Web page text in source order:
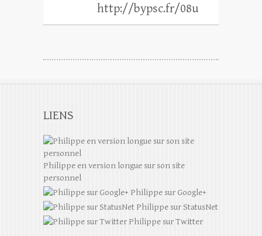
http://bypsc.fr/08u
LIENS
Philippe en version longue sur son site
personnel
Philippe sur Google+
Philippe sur StatusNet
Philippe sur Twitter